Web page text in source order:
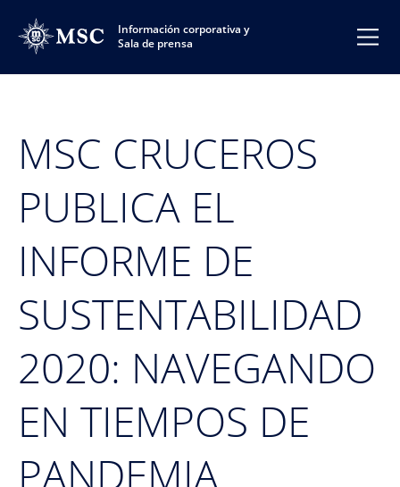
Información corporativa y
Sala de prensa
MSC CRUCEROS
PUBLICA EL
INFORME DE
SUSTENTABILIDAD
2020: NAVEGANDO
EN TIEMPOS DE
PANDEMIA